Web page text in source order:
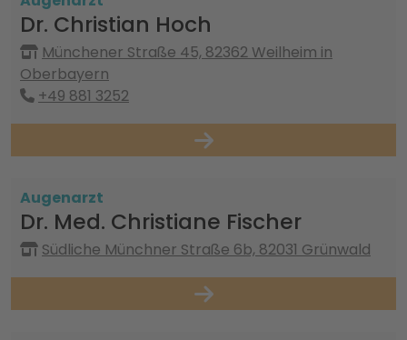
Dr. Christian Hoch
Münchener Straße 45, 82362 Weilheim in
Oberbayern
+49 881 3252
Augenarzt
Dr. Med. Christiane Fischer
Südliche Münchner Straße 6b, 82031 Grünwald